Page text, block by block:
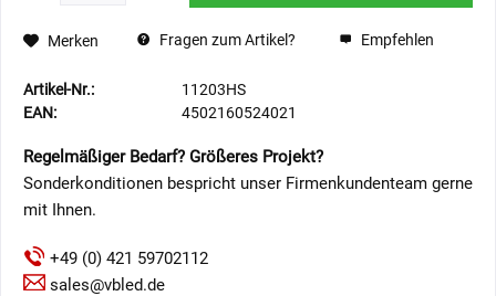
Merken Fragen zum Artikel? Empfehlen
Artikel-Nr.:
11203HS
EAN:
4502160524021
Regelmäßiger Bedarf? Größeres Projekt?
Sonderkonditionen bespricht unser Firmenkundenteam gerne
mit Ihnen.
+49 (0) 421 59702112
sales@vbled.de